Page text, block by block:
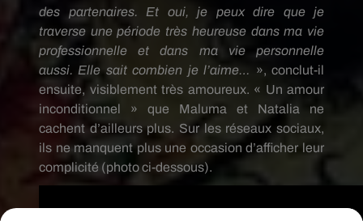
des partenaires. Et oui, je peux dire que je
traverse une période très heureuse dans ma vie
professionnelle et dans ma vie personnelle
aussi. Elle sait combien je l’aime… », conclut-il
ensuite, visiblement très amoureux. « Un amour
inconditionnel » que
Maluma
et Natalia ne
cachent d’ailleurs plus. Sur les réseaux sociaux,
ils ne manquent plus une occasion d’afficher leur
complicité (photo ci-dessous).